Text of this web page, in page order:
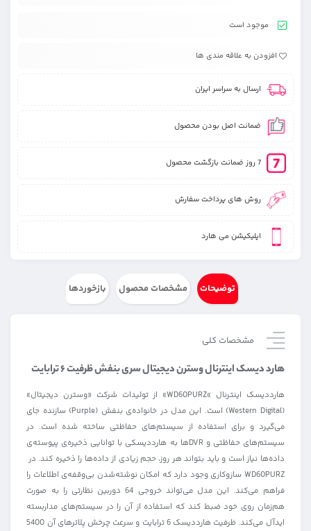
موجود است
افزودن به علاقه مندی ها
ارسال به سراسر ایران
ضمانت اصل بودن محصول
7 روز ضمانت بازگشت محصول
روش های پرداخت سفارش
اپلیکیشن می هارد
توضیحات مشخصات محصول بازخوردها
مشخصات کلی
هارد دیسک اینترنال وسترن دیجیتال سری بنفش ظرفیت ۶ ترابایت
هارددیسک اینترنال »WD60PURZ» از تولیدات شرکت «وسترن دیجیتال»
(Western Digital) است. این مدل در خانواده‌ی بنفش (Purple) سازنده جای
می‌گیرد و برای استفاده از سیستم‌های حفاظتی ساخته شده‌ است. در
سیستم‌های حفاظتی و DVRها به هارددیسکی با توانایی ذخیره‌ی پیوسته‌ی
داده‌ها نیاز است و باید بتواند هر روز، حجم زیادی از داده‌ها را ذخیره کند. در
WD60PURZ سازوکاری وجود دارد که امکان نوشته‌شدن بی‌وقفه‌ی اطلاعات را
فراهم می‌کند. این مدل می‌تواند خروجی 64 دوربین نظارتی را به صورت
هم‌زمان روی خود ضبط کند که استفاده از آن را در سیستم‌های مداربسته
ایدآل می‌کند. ظرفیت هارددیسک 6 ترابایت و سرعت چرخش پلاترهای آن 5400